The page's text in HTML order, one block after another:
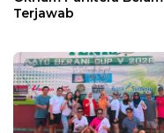
Terjawab